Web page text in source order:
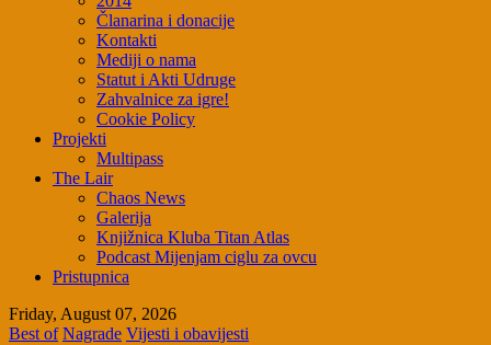
Članarina i donacije
Kontakti
Mediji o nama
Statut i Akti Udruge
Zahvalnice za igre!
Cookie Policy
Projekti
Multipass
The Lair
Chaos News
Galerija
Knjižnica Kluba Titan Atlas
Podcast Mijenjam ciglu za ovcu
Pristupnica
Friday, August 07, 2026
Best of Nagrade Vijesti i obavijesti